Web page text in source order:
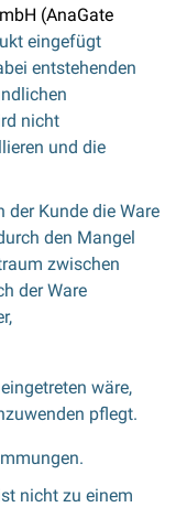
(AnaGate
eingefügt
entstehenden
nicht
und die
Kunde die Ware
den Mangel
zwischen
der Ware
eingetreten wäre,
pflegt.
nicht zu einem